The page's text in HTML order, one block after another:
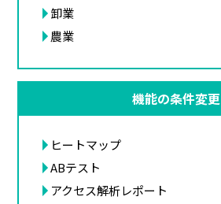
卸業
農業
機能の条件変更
ヒートマップ
ABテスト
アクセス解析レポート